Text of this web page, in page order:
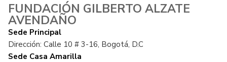
FUNDACIÓN GILBERTO ALZATE
AVENDAÑO
Sede Principal
Dirección: Calle 10 # 3-16, Bogotá, D.C
Sede Casa Amarilla